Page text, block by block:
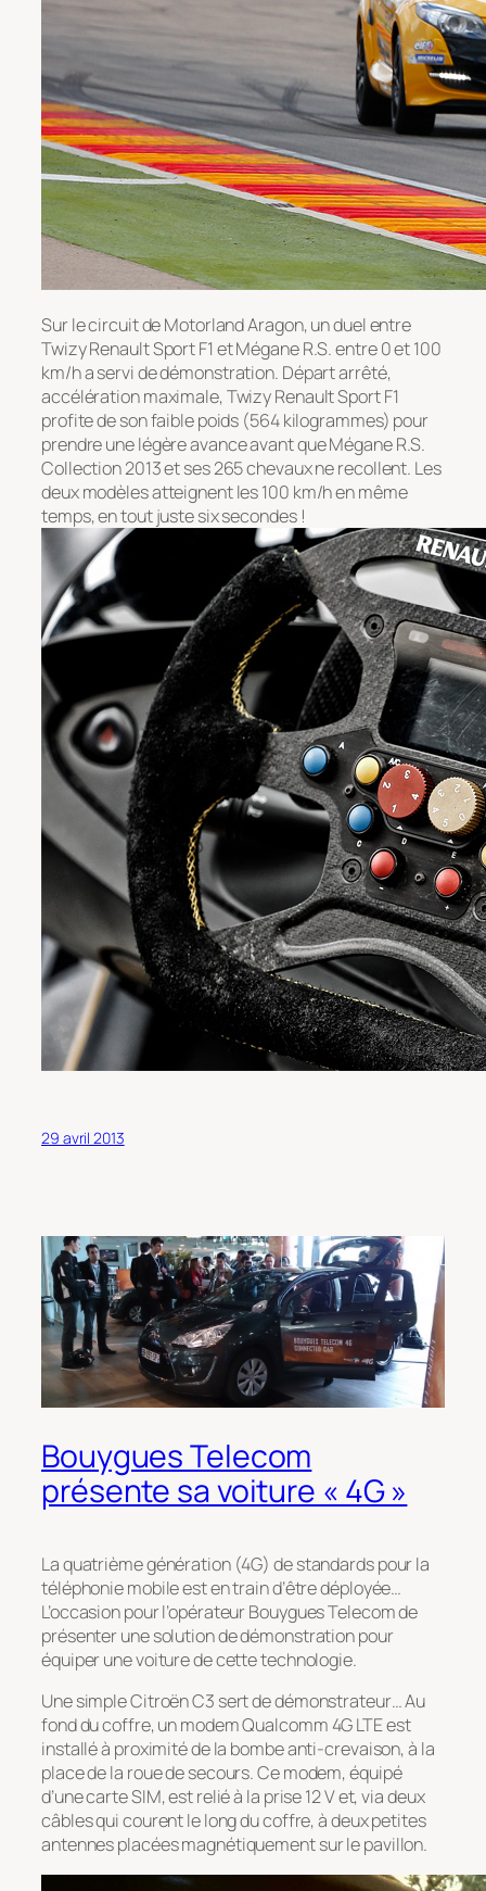
Sur le circuit de Motorland Aragon, un duel entre
Twizy Renault Sport F1 et Mégane R.S. entre 0 et 100
km/h a servi de démonstration. Départ arrêté,
accélération maximale, Twizy Renault Sport F1
profite de son faible poids (564 kilogrammes) pour
prendre une légère avance avant que Mégane R.S.
Collection 2013 et ses 265 chevaux ne recollent. Les
deux modèles atteignent les 100 km/h en même
temps, en tout juste six secondes !
29 avril 2013
Bouygues Telecom
présente sa voiture « 4G »
La quatrième génération (4G) de standards pour la
téléphonie mobile est en train d’être déployée…
L’occasion pour l’opérateur Bouygues Telecom de
présenter une solution de démonstration pour
équiper une voiture de cette technologie.
Une simple Citroën C3 sert de démonstrateur… Au
fond du coffre, un modem Qualcomm 4G LTE est
installé à proximité de la bombe anti-crevaison, à la
place de la roue de secours. Ce modem, équipé
d’une carte SIM, est relié à la prise 12 V et, via deux
câbles qui courent le long du coffre, à deux petites
antennes placées magnétiquement sur le pavillon.